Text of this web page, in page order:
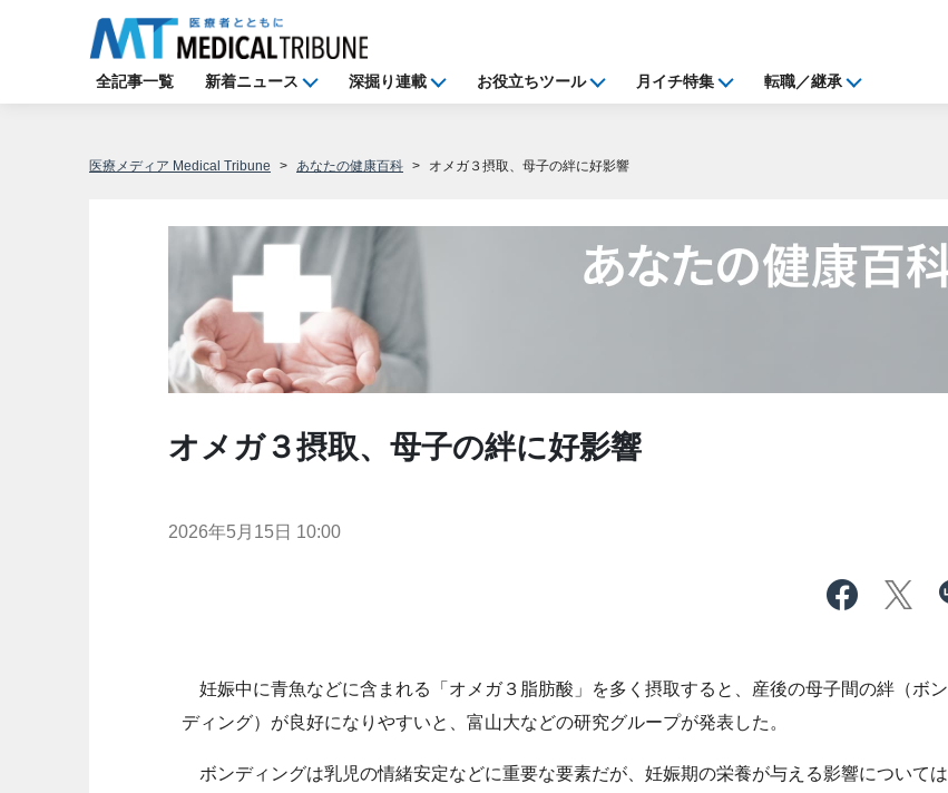
全記事一覧 新着ニュース 深掘り連載 お役立ちツール 月イチ特集 転職／継承
医療メディア Medical Tribune あなたの健康百科 オメガ３摂取、母子の絆に好影響
オメガ３摂取、母子の絆に好影響
2026年5月15日 10:00
妊娠中に青魚などに含まれる「オメガ３脂肪酸」を多く摂取すると、産後の母子間の絆（ボン
ディング）が良好になりやすいと、富山大などの研究グループが発表した。
ボンディングは乳児の情緒安定などに重要な要素だが、妊娠期の栄養が与える影響については